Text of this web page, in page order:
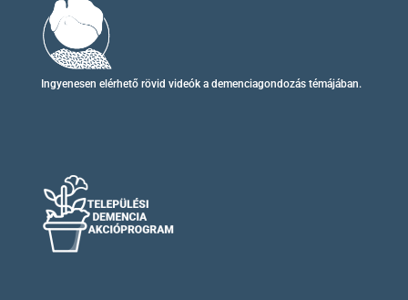
Ingyenesen elérhető rövid videóka demenciagondozás témájában.